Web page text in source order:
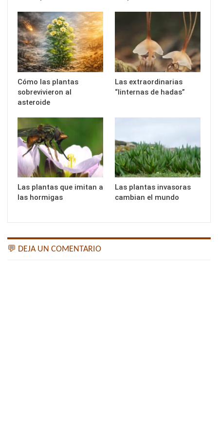
Cómo las plantas
sobrevivieron al
asteroide
Las extraordinarias
“linternas de hadas”
Las plantas que imitan a
las hormigas
Las plantas invasoras
cambian el mundo
💬 DEJA UN COMENTARIO